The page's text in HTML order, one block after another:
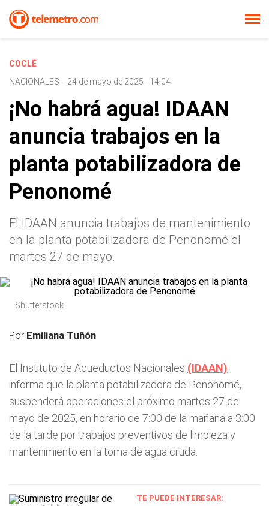
COCLÉ
NACIONALES - 24 de mayo de 2025 - 14:04
¡No habrá agua! IDAAN
anuncia trabajos en la
planta potabilizadora de
Penonomé
El IDAAN anuncia trabajos de mantenimiento
en la planta potabilizadora de Penonomé el
martes 27 de mayo.
Shutterstock
Por Emiliana Tuñón
El Instituto de Acueductos Nacionales (IDAAN)
informa que la planta potabilizadora de Penonomé,
suspenderá operaciones el próximo martes 27 de
mayo de 2025, en horario de 7:00 de la mañana a 3:00
de la tarde por trabajos preventivos de limpieza y
mantenimiento en la toma de agua cruda.
TE PUEDE INTERESAR: